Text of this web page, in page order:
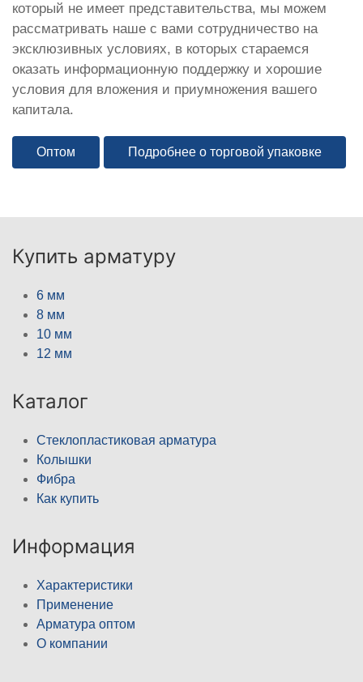
который не имеет представительства, мы можем
рассматривать наше с вами сотрудничество на
эксклюзивных условиях, в которых стараемся
оказать информационную поддержку и хорошие
условия для вложения и приумножения вашего
капитала.
Оптом Подробнее о торговой упаковке
Купить арматуру
6 мм
8 мм
10 мм
12 мм
Каталог
Стеклопластиковая арматура
Колышки
Фибра
Как купить
Информация
Характеристики
Применение
Арматура оптом
О компании